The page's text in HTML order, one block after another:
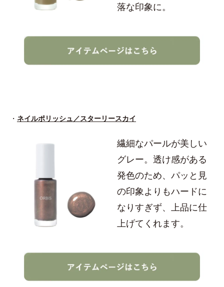
落な印象に。
・ ネイルポリッシュ／スターリースカイ
繊細なパールが美しい
グレー。透け感がある
発色のため、パッと見
の印象よりもハードに
なりすぎず、上品に仕
上げてくれます。